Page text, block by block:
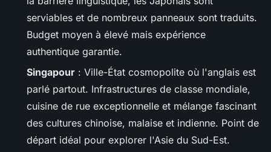
serviables et de nombreux panneaux sont traduits.
Budget moyen à élevé mais expérience
authentique garantie.
Singapour : Ville-État cosmopolite où l'anglais est
parlé partout. Infrastructures de classe mondiale,
cuisine de rue exceptionnelle et mélange fascinant
des cultures chinoise, malaise et indienne. Point de
départ idéal pour explorer l'Asie du Sud-Est.